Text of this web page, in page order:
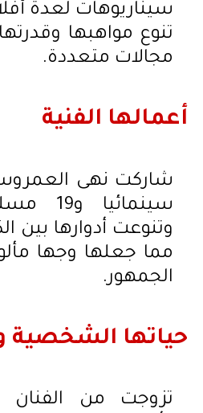
سيناريوهات لعدة
تنوع مواهبها
مجالات متعددة.
أعمالها الفنية
وتنوعت أدوارها بين
مما جعلها وجها
الجمهور.
حياتها الشخصية
تزوجت من